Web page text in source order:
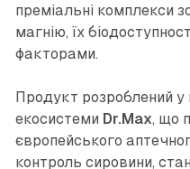
преміальні комплекси
магнію, їх
факторами.
Продукт розроблений
екосистеми Dr.Max, що
європейського
контроль сировини,